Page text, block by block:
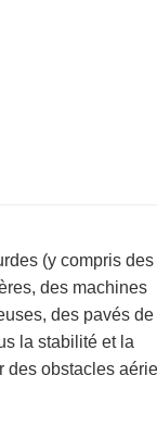
(y compris des
des machines
des pavés de
la stabilité et la
des obstacles